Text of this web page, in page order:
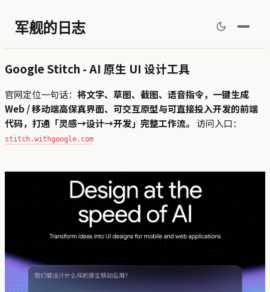
军舰的日志
Google Stitch - AI 原生 UI 设计工具
官网定位一句话： 将文字、草图、截图、语音指令，一键生成
Web / 移动端高保真界面、可交互原型与可直接投入开发的前端
代码，打通「灵感→设计→开发」完整工作流。 访问入口：
stitch.withgoogle.com